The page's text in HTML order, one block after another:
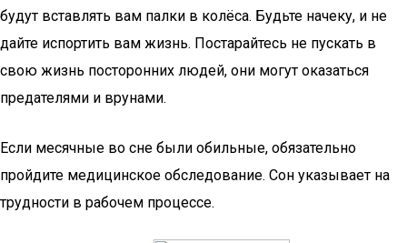
будут вставлять вам палки в колёса. Будьте начеку, и не
дайте испортить вам жизнь. Постарайтесь не пускать в
свою жизнь посторонних людей, они могут оказаться
предателями и врунами.
Если месячные во сне были обильные, обязательно
пройдите медицинское обследование. Сон указывает на
трудности в рабочем процессе.